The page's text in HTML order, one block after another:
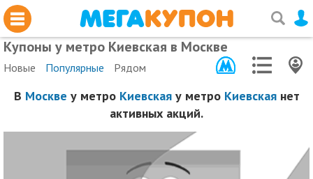
Купоны у метро Киевская в Москве
Новые Популярные Рядом
В Москве у метро Киевскаяу метро Киевскаянет
активных акций.